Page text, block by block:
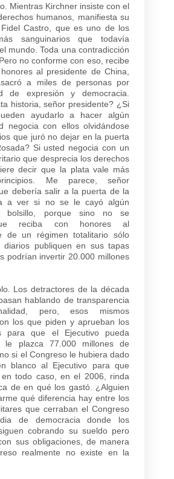
Mientras Kirchner insiste con el
humanos, manifiesta su
Castro, que es uno de los
sanguinarios que todavía
mundo. Toda una contradicción
no conforme con eso, recibe
al presidente de China,
a miles de personas por
de expresión y democracia.
historia, señor presidente? ¿Si
ayudarlo a hacer algún
negocia con ellos olvidándose
que juró no dejar en la puerta
Si usted negocia con un
que desprecia los derechos
decir que la plata vale más
Me parece, señor
debería salir a la puerta de la
a ver si no se le cayó algún
bolsillo, porque sino no se
reciba con honores al
de un régimen totalitario sólo
diarios publiquen en sus tapas
podrían invertir 20.000 millones
Los detractores de la década
hablando de transparencia
pero, esos mismos
los que piden y aprueban los
para que el Ejecutivo pueda
le plazca 77.000 millones de
si el Congreso le hubiera dado
blanco al Ejecutivo para que
todo caso, en el 2006, rinda
de en qué los gastó. ¿Alguien
qué diferencia hay entre los
que cerraban el Congreso
de democracia donde los
cobrando su sueldo pero
sus obligaciones, de manera
realmente no existe en la